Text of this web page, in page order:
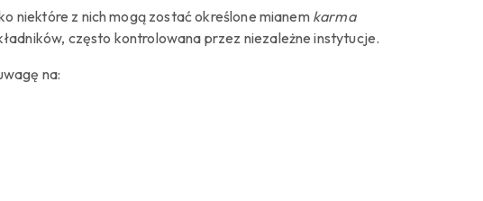
niektóre z nich mogą zostać określone mianem karma
często kontrolowana przez niezależne instytucje.
na: